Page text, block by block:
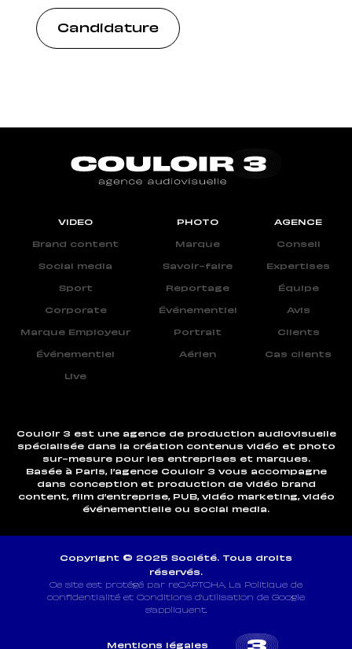
Candidature
VIDEO
Brand content
Social media
Sport
Corporate
Marque Employeur
Événementiel
Live
PHOTO
Marque
Savoir-faire
Reportage
Événementiel
Portrait
Aérien
AGENCE
Conseil
Expertises
Équipe
Avis
Clients
Cas clients
Couloir 3 est une agence de production audiovisuelle
spécialisée dans la création contenus vidéo et photo
sur-mesure pour les entreprises et marques.
Basée à Paris, l’agence Couloir 3 vous accompagne
dans conception et production de vidéo brand
content, film d’entreprise, PUB, vidéo marketing, vidéo
événementielle ou social media.
Copyright © 2025 Société. Tous droits
réservés.
Ce site est protégé par reCAPTCHA. La Politique de
confidentialité et Conditions d’utilisation de Google
s’appliquent.
Mentions légales